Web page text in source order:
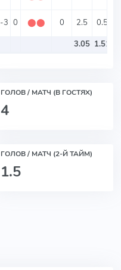
-3 0 ⬤⬤ 0 2.5 0.5
3.05 1.51
ГОЛОВ / МАТЧ (В ГОСТЯХ)
4
ГОЛОВ / МАТЧ (2-Й ТАЙМ)
1.5